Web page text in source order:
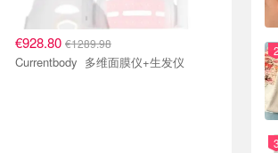
€928.80 €1289.98
Currentbody 多维面膜仪+生发仪